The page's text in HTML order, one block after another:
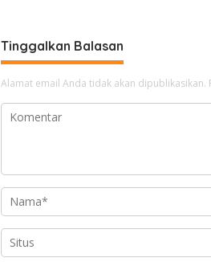
Tinggalkan Balasan
Alamat email Anda tidak akan dipublikasikan.